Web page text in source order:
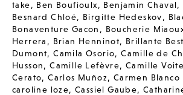
take, Ben Boufioulx, Benjamin Chaval,
Besnard Chloé, Birgitte Hedeskov,
Bonaventure Gacon , Boucherie
Herrera , Brian Henninot, Brillante
Dumont,Camila Osorio,Camille de
Husson,Camille Lefèvre,Camille
Cerato,Carlos Muñoz, Carmen
caroline loze,Cassiel Gaube,